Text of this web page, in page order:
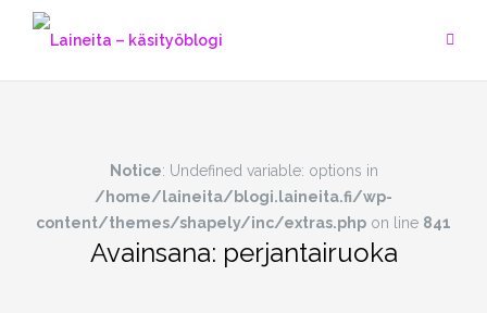
Notice: Undefined variable: options in
/home/laineita/blogi.laineita.fi/wp-
content/themes/shapely/inc/extras.php on line 841
Avainsana: perjantairuoka